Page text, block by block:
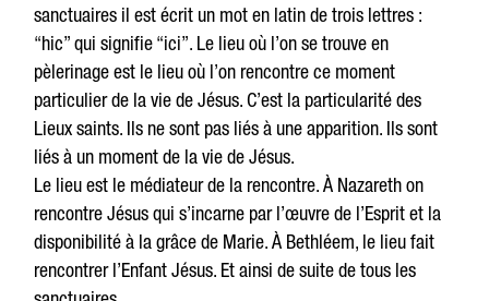
sanctuaires il est écrit un mot en latin de trois lettres :
“hic” qui signifie “ici”. Le lieu où l’on se trouve en
pèlerinage est le lieu où l’on rencontre ce moment
particulier de la vie de Jésus. C’est la particularité des
Lieux saints. Ils ne sont pas liés à une apparition. Ils sont
liés à un moment de la vie de Jésus.
Le lieu est le médiateur de la rencontre. À Nazareth on
rencontre Jésus qui s’incarne par l’œuvre de l’Esprit et la
disponibilité à la grâce de Marie. À Bethléem, le lieu fait
rencontrer l’Enfant Jésus. Et ainsi de suite de tous les